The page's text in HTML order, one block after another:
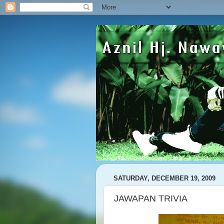
SATURDAY, DECEMBER 19, 2009
JAWAPAN TRIVIA